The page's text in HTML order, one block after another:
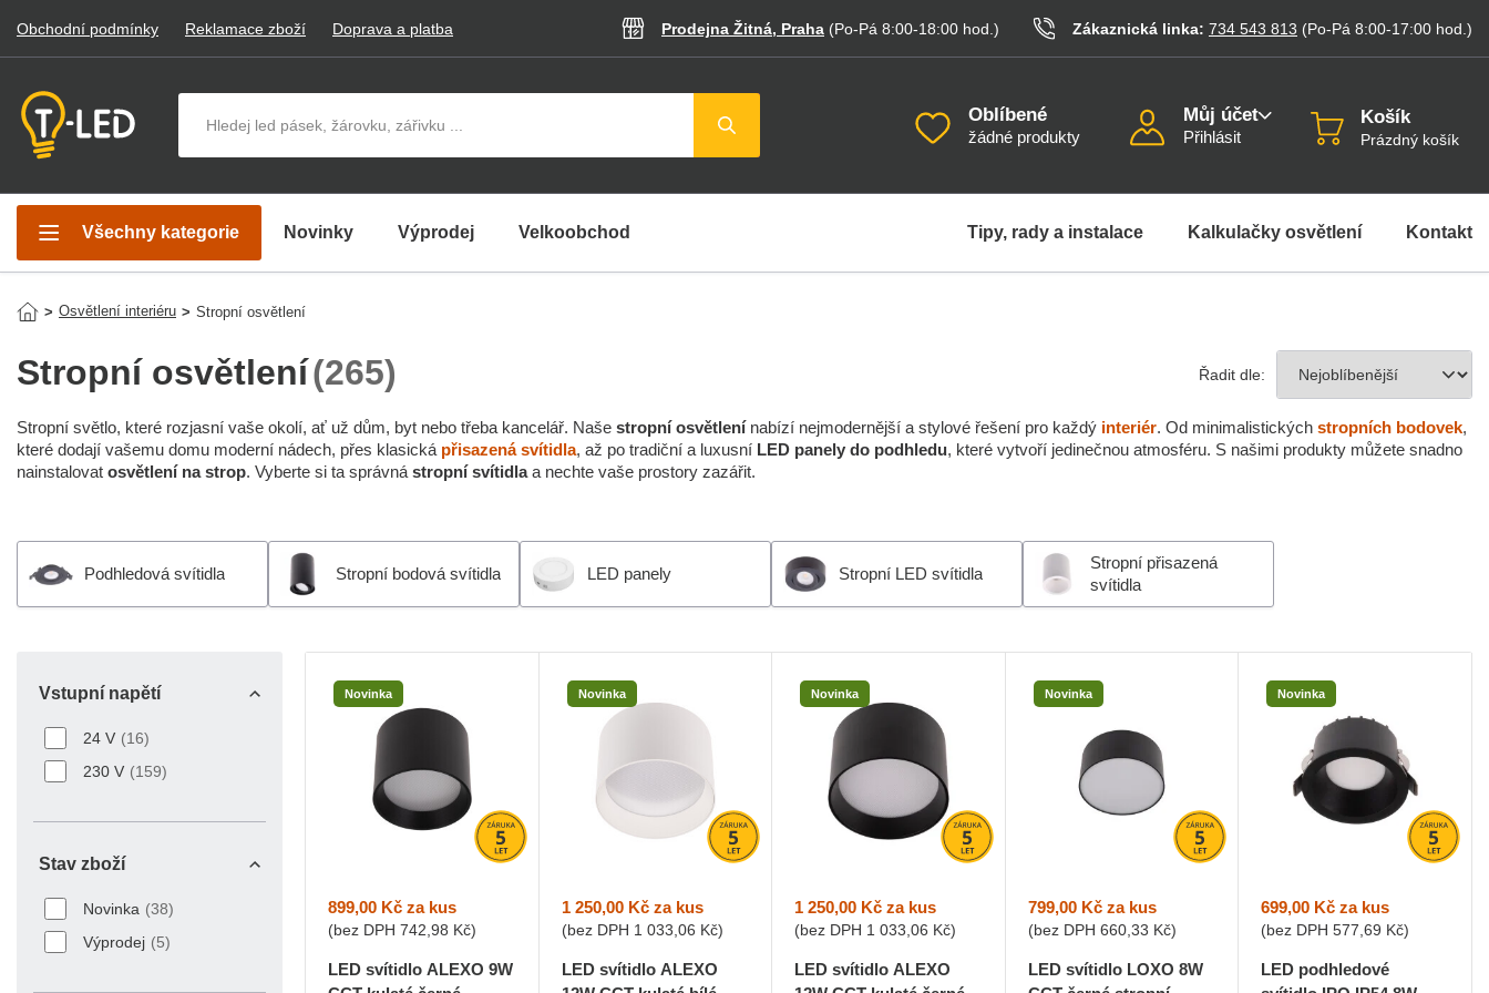
Obchodní podmínky Reklamace zboží Doprava a platba Prodejna Žitná, Praha (Po-Pá 8:00-18:00 hod. ) Zákaznická linka: 734 543 813 (Po-Pá 8:00-17:00 hod. )
Oblíbené
žádné produkty
Můj účet
Přihlásit
Košík
Prázdný košík
Všechny kategorie Novinky Výprodej Velkoobchod Tipy, rady a instalace Kalkulačky osvětlení Kontakt
> Osvětlení interiéru > Stropní osvětlení
Stropní osvětlení(265)
Stropní světlo, které rozjasní vaše okolí, ať už dům, byt nebo třeba kancelář. Naše stropní osvětlenínabízí nejmodernější a stylové řešení pro každý interiér. Od minimalistických stropních bodovek,
které dodají vašemu domu moderní nádech, přes klasická přisazená svítidla, až po tradiční a luxusní LED panely do podhledu, které vytvoří jedinečnou atmosféru. S našimi produkty můžete snadno
nainstalovat osvětlení na strop. Vyberte si ta správná stropní svítidlaa nechte vaše prostory zazářit.
Řadit dle:
Podhledová svítidla Stropní bodová svítidla LED panely Stropní LED svítidla
Stropní přisazená
svítidla
Vstupní napětí
Vstupní napětí
24 V (16)
230 V (159)
Stav zboží
Stav zbožíNovinka (38)
Výprodej (5)
Novinka
899,00 Kč za kus
(bez DPH 742,98 Kč)
LED svítidlo ALEXO 9W
Novinka
1 250,00 Kčza kus
(bez DPH 1 033,06 Kč)
LED svítidlo ALEXO
Novinka
1 250,00 Kč za kus
(bez DPH 1 033,06 Kč)
LED svítidlo ALEXO
Novinka
799,00 Kčza kus
(bez DPH 660,33 Kč)
LED svítidlo LOXO 8W
Novinka
699,00 Kč za kus
(bez DPH577,69 Kč)
LED podhledové